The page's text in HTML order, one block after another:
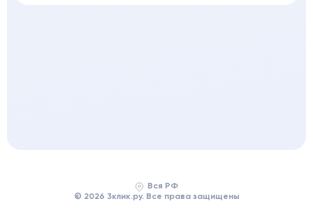
Вся РФ
© 2026 3клик.ру. Все права защищены